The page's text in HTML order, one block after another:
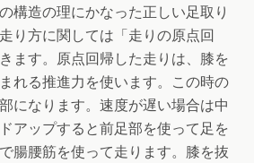
構造の理にかなった正しい足取り
り方に関しては「走りの原点回
ます。原点回帰した走りは、膝を
れる推進力を使います。この時の
になります。速度が遅い場合は中
アップすると前足部を使って足を
腸腰筋を使って走ります。膝を抜